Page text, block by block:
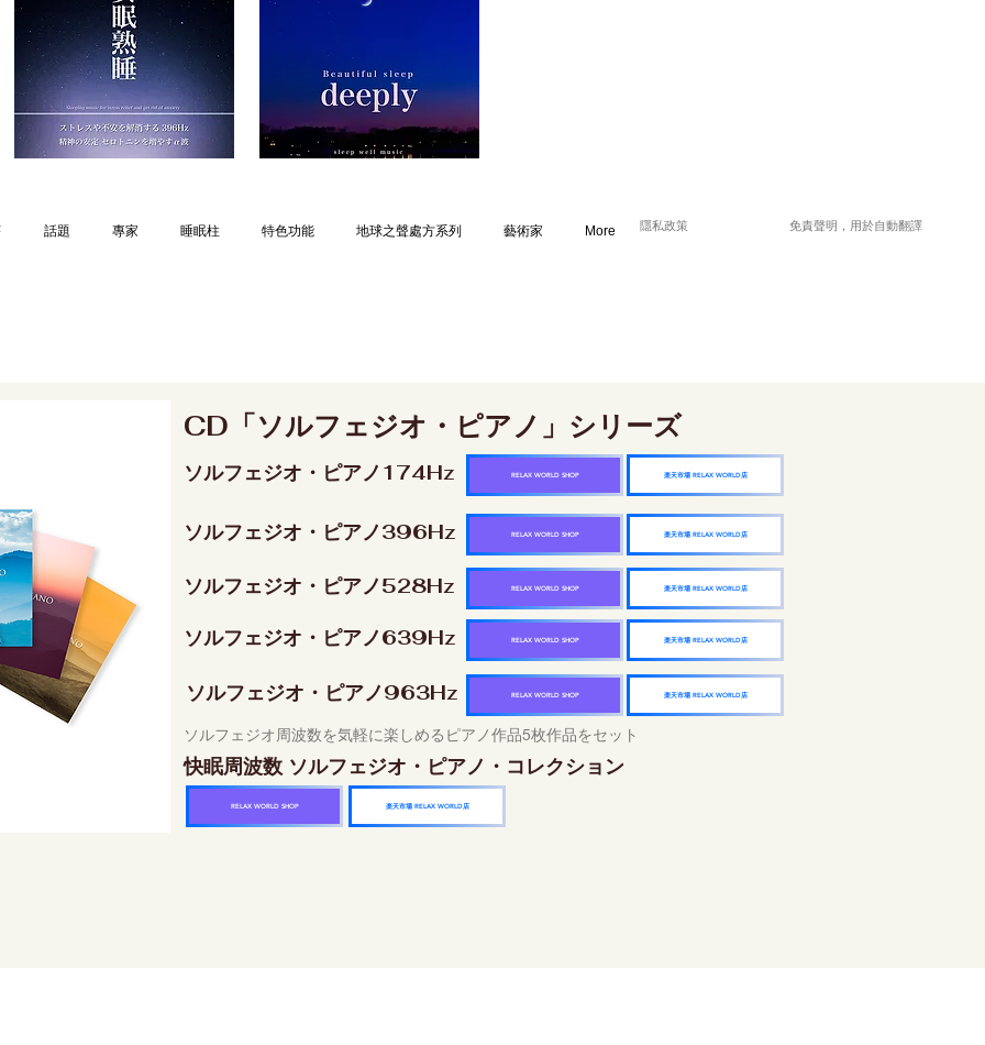
話題 專家 睡眠柱 特色功能 地球之聲處方系列 藝術家 More 隱私政策 免責聲明，用於自動翻譯
CD「ソルフェジオ・ピアノ」シリーズ
ソルフェジオ・ピアノ174Hz 楽天市場 RELAX WORLD店
RELAX WORLD SHOP
ソルフェジオ・ピアノ396Hz 楽天市場 RELAX WORLD店
RELAX WORLD SHOP
ソルフェジオ・ピアノ528Hz 楽天市場 RELAX WORLD店
RELAX WORLD SHOP
ソルフェジオ・ピアノ639Hz 楽天市場 RELAX WORLD店
RELAX WORLD SHOP
ソルフェジオ・ピアノ963Hz 楽天市場 RELAX WORLD店
RELAX WORLD SHOP
ソルフェジオ周波数を気軽に楽しめるピアノ作品5枚作品をセット
快眠周波数 ソルフェジオ・ピアノ・コレクション
RELAX WORLD SHOP 楽天市場 RELAX WORLD店